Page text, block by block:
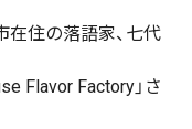
在住の落語家、七代
Flavor Factory」さ